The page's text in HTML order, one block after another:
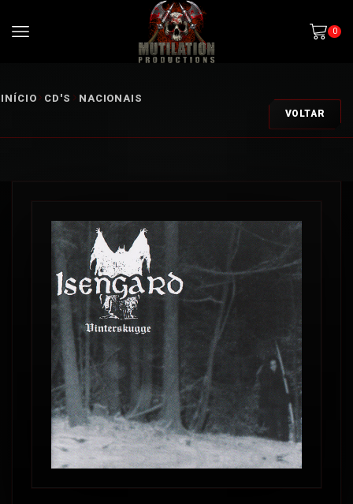
0
INÍCIO CD'S NACIONAIS
VOLTAR